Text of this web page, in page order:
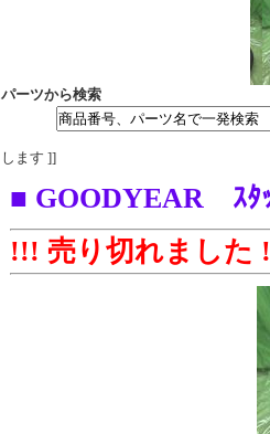
パーツから検索
します ]]
■ GOODYEAR ｽﾀ
!!! 売り切れました